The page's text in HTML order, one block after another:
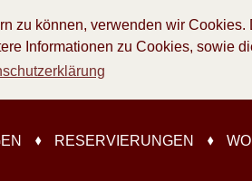
zu können, verwenden wir Cookies.
Informationen zu Cookies, sowie
RESERVIERUNGEN